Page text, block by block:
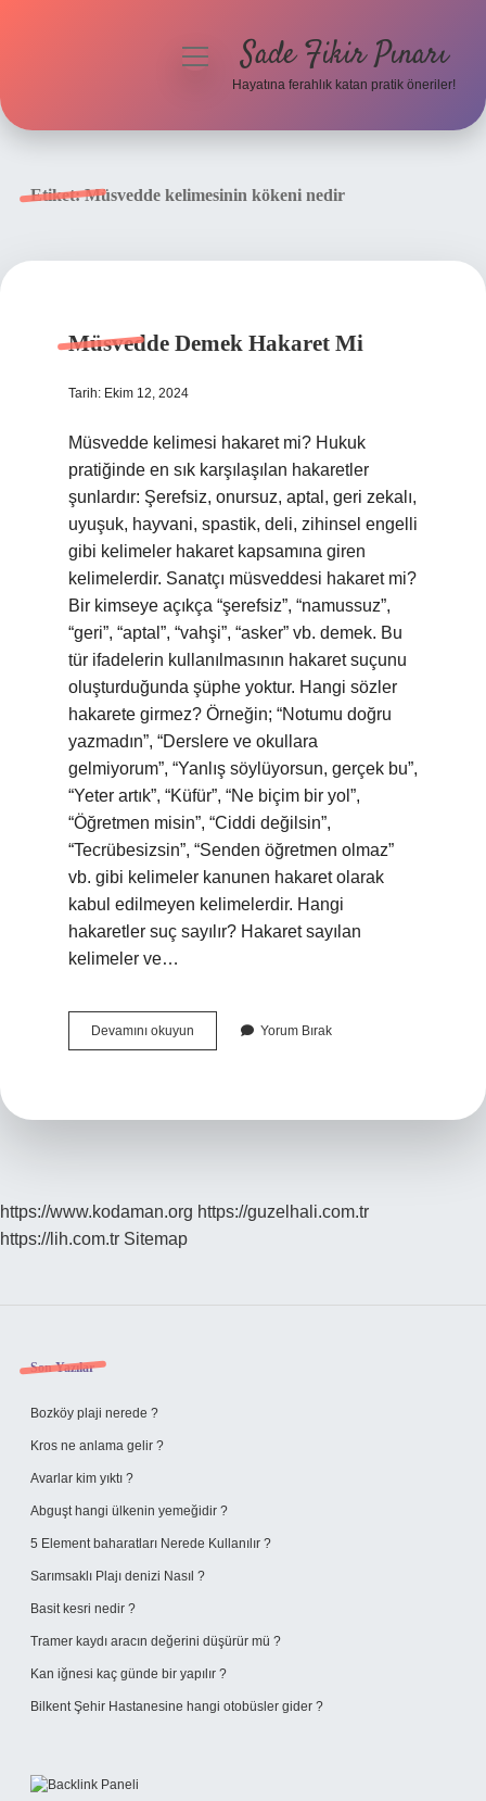
menüyüSade Fikir Pınarı
Hayatına ferahlık katan pratik öneriler!
Etiket:Müsvedde kelimesinin kökeni nedir
Müsvedde Demek Hakaret Mi
Tarih: Ekim 12, 2024
Müsvedde kelimesi hakaret mi? Hukuk
pratiğinde en sık karşılaşılan hakaretler
şunlardır: Şerefsiz, onursuz, aptal, geri zekalı,
uyuşuk, hayvani, spastik, deli, zihinsel engelli
gibi kelimeler hakaret kapsamına giren
kelimelerdir. Sanatçı müsveddesi hakaret mi?
Bir kimseye açıkça “şerefsiz”, “namussuz”,
“geri”, “aptal”, “vahşi”, “asker” vb. demek. Bu
tür ifadelerin kullanılmasının hakaret suçunu
oluşturduğunda şüphe yoktur. Hangi sözler
hakarete girmez? Örneğin; “Notumu doğru
yazmadın”, “Derslere ve okullara
gelmiyorum”, “Yanlış söylüyorsun, gerçek bu”,
“Yeter artık”, “Küfür”, “Ne biçim bir yol”,
“Öğretmen misin”, “Ciddi değilsin”,
“Tecrübesizsin”, “Senden öğretmen olmaz”
vb. gibi kelimeler kanunen hakaret olarak
kabul edilmeyen kelimelerdir. Hangi
hakaretler suç sayılır? Hakaret sayılan
kelimeler ve…
Devamını okuyun Müsvedde
Demek
Yorum Bırak
https://www.kodaman.org https://guzelhali.com.tr
https://lih.com.tr Sitemap
Sidebar
Son Yazılar
Bozköy plaji nerede ?
Kros ne anlama gelir ?
Avarlar kim yıktı ?
Abguşt hangi ülkenin yemeğidir ?
5 Element baharatları Nerede Kullanılır ?
Sarımsaklı Plajı denizi Nasıl ?
Basit kesri nedir ?
Tramer kaydı aracın değerini düşürür mü ?
Kan iğnesi kaç günde bir yapılır ?
Bilkent Şehir Hastanesine hangi otobüsler gider ?